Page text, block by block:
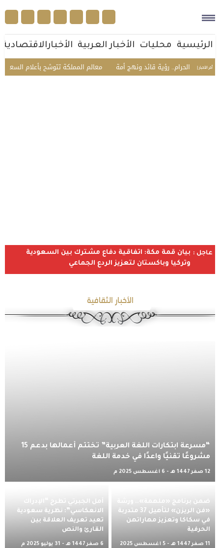
الرئيسية محليات الأخبار العربية الأخبارالاقتصادية
أخر الأخبار | معالم المملكة تتوشح بأعلام السعودية وتركيا رؤية قائد ونهج أمة
عاجل : بيان قمة مكة: اتفاقية دفاع مشترك بين السعودية
وتركيا وباكستان لتعزيز الردع الجماعي
الأخبار الثقافية
“مسرعة ابتكارات اللغة العربية” تختتم أعمالها بدعم 15
مشروعًا تقنيًا واعدًا في خدمة اللغة
12 صفر 1447 هـ - 6 أغسطس 2025 م
ضمن برنامج «ملهمة».. ورشة
«فن الريزن» لتأهيل 37 متدربة
في سكاكا وتعزيز مهاراتهن
الحرفية
11 صفر 1447 هـ - 5 أغسطس 2025
أمل الجبرتي تطرح “الإدراك
الانعكاسي”: نظرية سعودية
تعيد تعريف العلاقة بين
القارئ والنص
6 صفر 1447 هـ - 31 يوليو 2025 م